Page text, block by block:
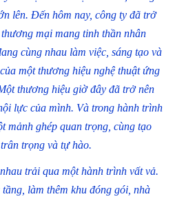
lên. Đến hôm nay, công ty đã trở
mại mang tinh thần nhân
cùng nhau làm việc, sáng tạo và
một thương hiệu nghệ thuật ứng
thương hiệu giờ đây đã trở nên
lực của mình. Và trong hành trình
mảnh ghép quan trọng, cùng tạo
trọng và tự hào.
trải qua một hành trình vất vả.
làm thêm khu đóng gói, nhà